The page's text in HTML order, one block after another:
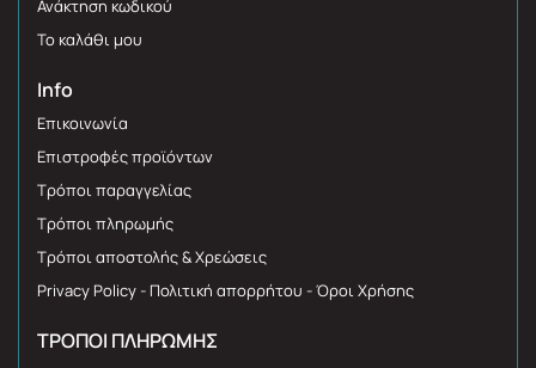
Ανάκτηση κωδικού
Το καλάθι μου
Info
Επικοινωνία
Επιστροφές προϊόντων
Τρόποι παραγγελίας
Τρόποι πληρωμής
Τρόποι αποστολής & Χρεώσεις
Privacy Policy - Πολιτική απορρήτου - Όροι Χρήσης
ΤΡΌΠΟΙ ΠΛΗΡΩΜΉΣ